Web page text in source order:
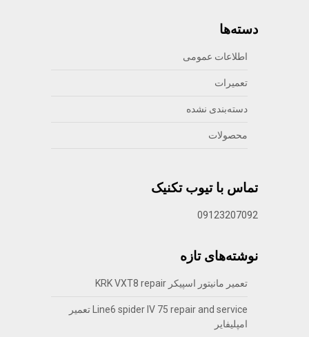
دسته‌ها
اطلاعات عمومی
تعمیرات
دسته‌بندی نشده
محصولات
تماس با تیوب تکنیک
09123207092
نوشته‌های تازه
تعمیر مانیتور اسپیکر KRK VXT8 repair
Line6 spider IV 75 repair and service تعمیر
امپلیفایر